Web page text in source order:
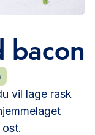
bacon
vil lage rask